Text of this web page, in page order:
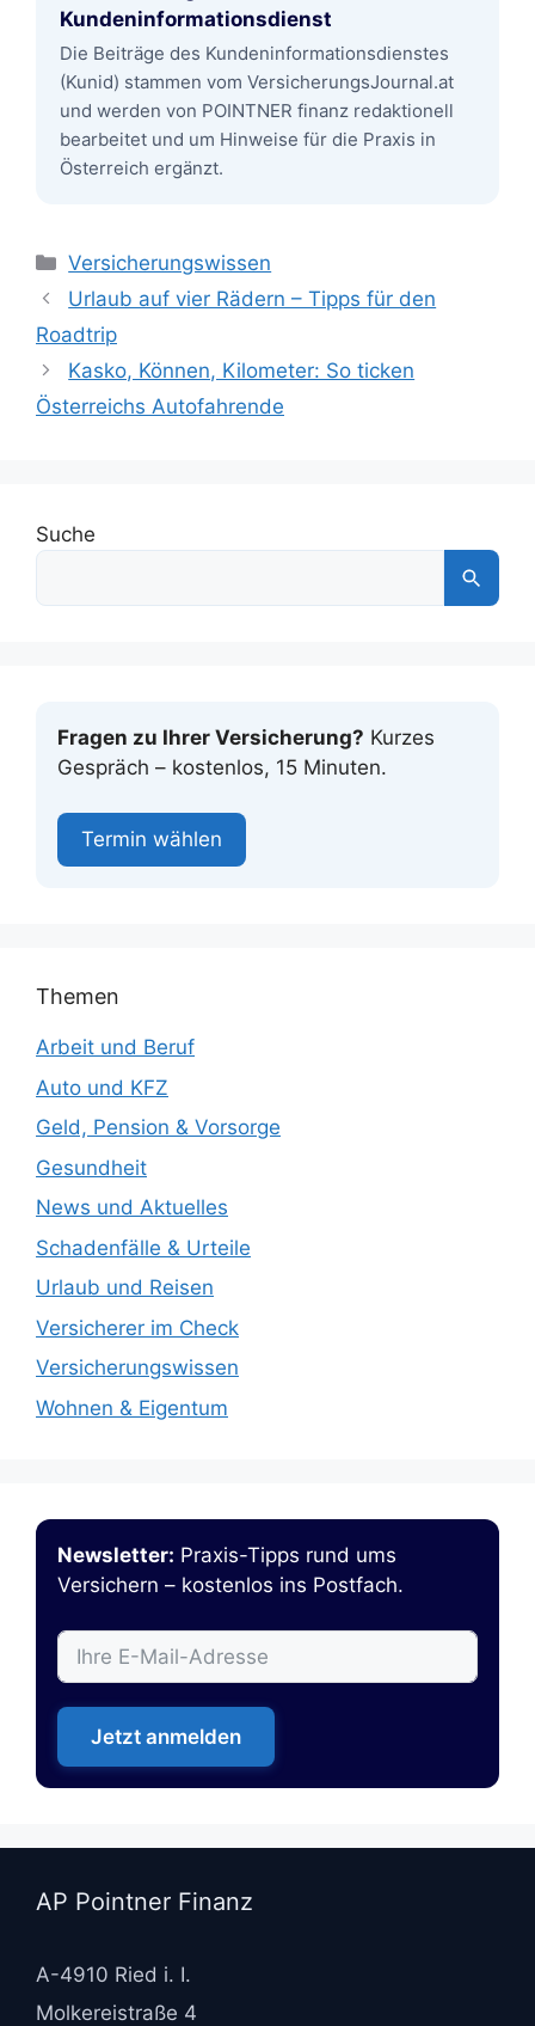
Kundeninformationsdienst
Die Beiträge des Kundeninformationsdienstes
(Kunid) stammen vom VersicherungsJournal.at
und werden von POINTNER finanz redaktionell
bearbeitet und um Hinweise für die Praxis in
Österreich ergänzt.
Kategorien
Versicherungswissen
Urlaub auf vier Rädern – Tipps für den
Roadtrip
Kasko, Können, Kilometer: So ticken
Österreichs Autofahrende
Suche
Fragen zu Ihrer Versicherung? Kurzes
Gespräch – kostenlos, 15 Minuten.
Termin wählen
Themen
Arbeit und Beruf
Auto und KFZ
Geld, Pension & Vorsorge
Gesundheit
News und Aktuelles
Schadenfälle & Urteile
Urlaub und Reisen
Versicherer im Check
Versicherungswissen
Wohnen & Eigentum
Newsletter: Praxis-Tipps rund ums
Versichern – kostenlos ins Postfach.
Jetzt anmelden
AP Pointner Finanz
A-4910 Ried i. I.
Molkereistraße 4